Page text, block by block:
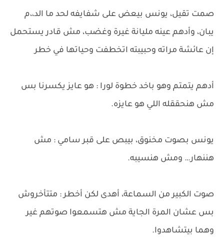
صمت تقيل، يونس بيعض على شفايفه لحد ما الد،،م
يبان، وأدهم عينه مليانة غيرة وغضب، مش قادر يستحمل
إن عائشة مراته وحبيبته اتخطفت وحياتها في خطر
أدهم يتمتم وهو باخد خطوة لورا : هو عايز يكسرنا بس
مش هنحققله اللي هو عايزه.
يونس بصوت مخنوق، بيبص على قبر سامي : مش
هننهار… ومش هنسيبه.
صوت الكبير من السماعة، أهدى لكن أخطر : متتأخروش
بس عشان المرة الجاية مش هتسمعوا صوتهم غير
وهما بيتشاهدوا.